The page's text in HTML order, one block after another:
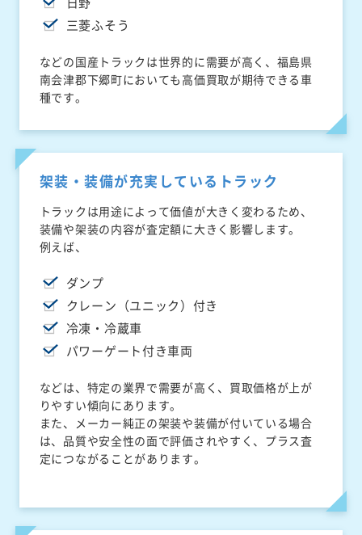
三菱ふそう
などの国産トラックは世界的に需要が高く、福島県
南会津郡下郷町においても高価買取が期待できる車
種です。
架装・装備が充実しているトラック
トラックは用途によって価値が大きく変わるため、
装備や架装の内容が査定額に大きく影響します。
例えば、
ダンプ
クレーン（ユニック）付き
冷凍・冷蔵車
パワーゲート付き車両
などは、特定の業界で需要が高く、買取価格が上が
りやすい傾向にあります。
また、メーカー純正の架装や装備が付いている場合
は、品質や安全性の面で評価されやすく、プラス査
定につながることがあります。